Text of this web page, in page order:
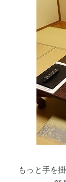
もっと手を